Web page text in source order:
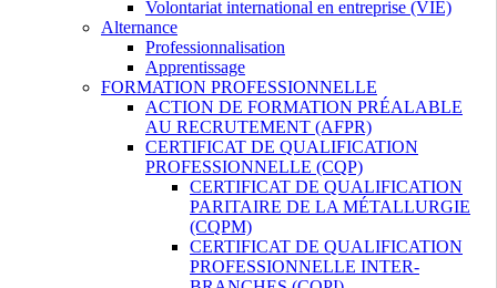
Volontariat international en entreprise (VIE)
Alternance
Professionnalisation
Apprentissage
FORMATION PROFESSIONNELLE
ACTION DE FORMATION PRÉALABLE
AU RECRUTEMENT (AFPR)
CERTIFICAT DE QUALIFICATION
PROFESSIONNELLE (CQP)
CERTIFICAT DE QUALIFICATION
PARITAIRE DE LA MÉTALLURGIE
(CQPM)
CERTIFICAT DE QUALIFICATION
PROFESSIONNELLE INTER-